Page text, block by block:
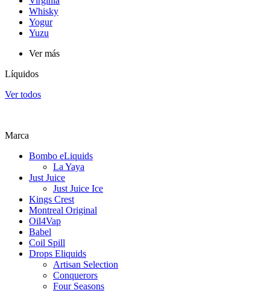
Whisky
Yogur
Yuzu
Ver más
Líquidos
Ver todos
Marca
Bombo eLiquids
La Yaya
Just Juice
Just Juice Ice
Kings Crest
Montreal Original
Oil4Vap
Babel
Coil Spill
Drops Eliquids
Artisan Selection
Conquerors
Four Seasons